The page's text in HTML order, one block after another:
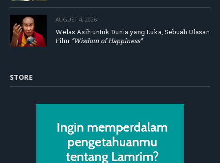
AUGUST 4, 2026
Welas Asih untuk Dunia yang Luka, Sebuah Ulasan
Film “Wisdom of Happiness”
STORE